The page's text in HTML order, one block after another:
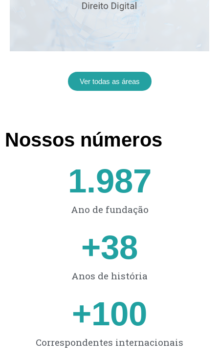
Ver todas as áreas
Nossos números
Ano de fundação​
1.987
Anos de história
+38
Correspondentes internacionais​
+100